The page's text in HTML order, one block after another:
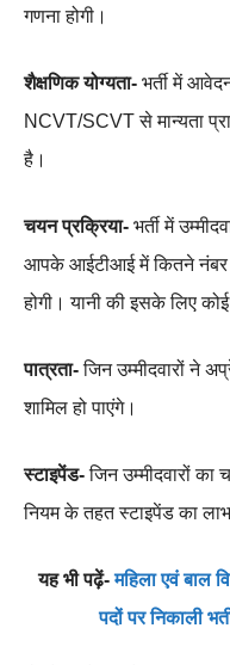
गणना होगी।
शैक्षणिक योग्यता- भर्ती में
NCVT/SCVT से मान्यता
है।
चयन प्रक्रिया- भर्ती में
आपके आईटीआई में कितने नंबर
होगी। यानी की इसके लिए कोई
पात्रता-जिन उम्मीदवारों ने
शामिल हो पाएंगे।
स्टाइपेंड-जिन उम्मीदवारों का
नियम के तहत स्टाइपेंड का लाभ
यह भी पढ़ें-महिला एवं बाल
पदों पर निकाली